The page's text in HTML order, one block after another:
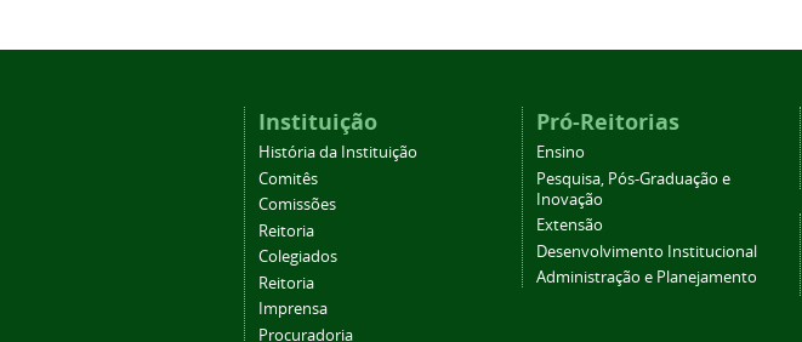
Instituição
História da Instituição
Comitês
Comissões
Reitoria
Colegiados
Reitoria
Imprensa
Procuradoria
Pró-Reitorias
Ensino
Pesquisa, Pós-Graduação e
Inovação
Extensão
Desenvolvimento Institucional
Administração e Planejamento